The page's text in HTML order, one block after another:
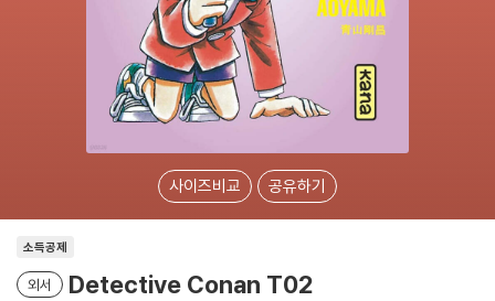
사이즈비교 공유하기
소득공제
외서 Detective Conan T02